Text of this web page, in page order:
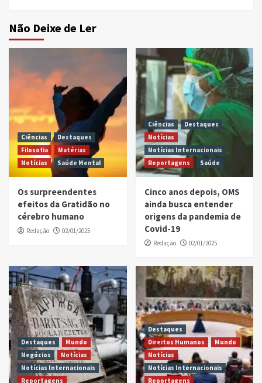
Não Deixe de Ler
Ciências
Destaques
Filosofia
Matérias
Notícias
Saúde Mental
Os surpreendentes
efeitos da Gratidão no
cérebro humano
Redação 02/01/2025
Ciências
Destaques
Notícias
Notícias Internacionais
Reportagens
Saúde
Cinco anos depois, OMS
ainda busca entender
origens da pandemia de
Covid-19
Redação 02/01/2025
Destaques
Mundo
Negócios
Notícias
Notícias Internacionais
Reportagens
Destaques
Direitos Humanos
Mundo
Notícias
Notícias Internacionais
Reportagens